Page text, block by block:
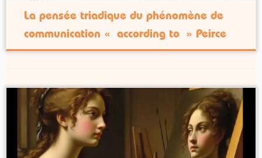
La pensée triadique du phénomène de
communication « according to » Peirce